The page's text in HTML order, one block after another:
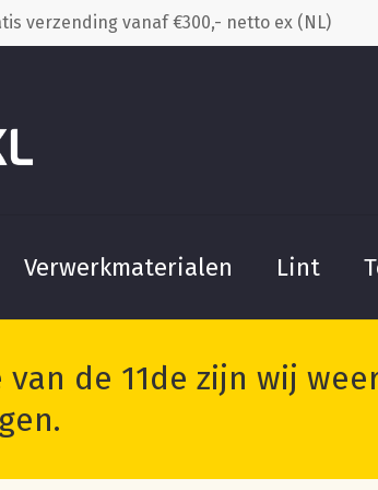
verzending vanaf €300,- netto ex (NL)
Verwerkmaterialen Lint
de 11de zijn wij